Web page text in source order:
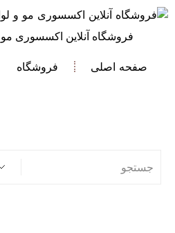
فروشگاه آنلاین اکسسوری مو
صفحه اصلی فروشگاه